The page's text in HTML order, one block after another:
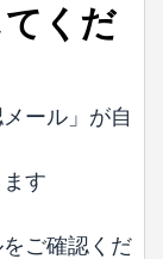
くだ
ール」が自
す
をご確認くだ